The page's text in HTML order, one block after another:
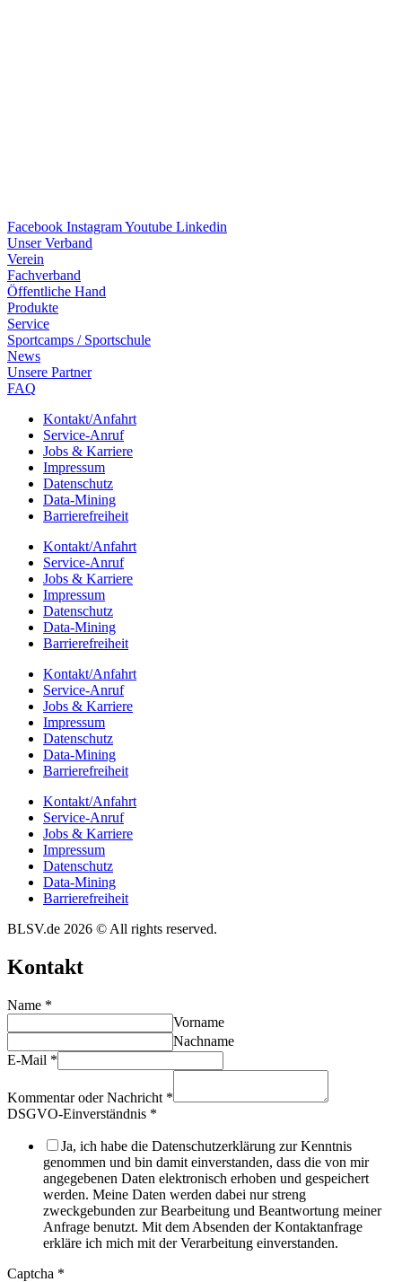
Facebook InstagramYoutube Linkedin
Unser Verband
Verein
Fach­ver­band
Öffent­li­che Hand
Produkte
Service
Sport­camps / Sportschule
News
Unsere Part­ner
FAQ
Kontakt/​​Anfahrt
Service-Anruf
Jobs & Karriere
Impres­sum
Daten­schutz
Data-Mining
Barrie­re­frei­heit
Kontakt/​​Anfahrt
Service-Anruf
Jobs & Karriere
Impres­sum
Daten­schutz
Data-Mining
Barrie­re­frei­heit
Kontakt/​​Anfahrt
Service-Anruf
Jobs & Karriere
Impres­sum
Daten­schutz
Data-Mining
Barrie­re­frei­heit
Kontakt/​​Anfahrt
Service-Anruf
Jobs & Karriere
Impres­sum
Daten­schutz
Data-Mining
Barrie­re­frei­heit
BLSV.de 2026 © All rights reserved.
Kontakt
Name *
Vorname
Nachname
E-Mail *
Kommentar oder Nachricht *
DSGVO-Einverständnis *
Ja, ich habe die Datenschutzerklärung zur Kenntnis
genommen und bin damit einverstanden, dass die von mir
angegebenen Daten elektronisch erhoben und gespeichert
werden. Meine Daten werden dabei nur streng
zweckgebunden zur Bearbeitung und Beantwortung meiner
Anfrage benutzt. Mit dem Absenden der Kontaktanfrage
erkläre ich mich mit der Verarbeitung einverstanden.
Captcha *